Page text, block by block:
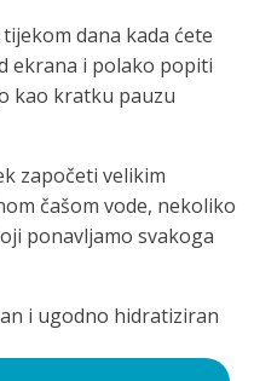
dana kada ćete
ekrana i polako popiti
kao kratku pauzu
započeti velikim
čašom vode, nekoliko
ponavljamo svakoga
i ugodno hidratiziran